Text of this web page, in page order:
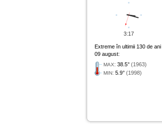
Extreme în ultimii 130 de ani
09 august:
MAX: 38.5° (1963)
MIN: 5.9° (1998)
3:17